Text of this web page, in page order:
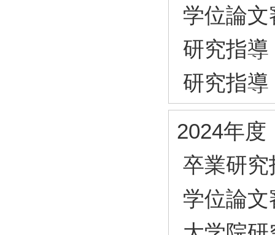
学位論
研究指
研究指
2024年度
卒業研
学位論